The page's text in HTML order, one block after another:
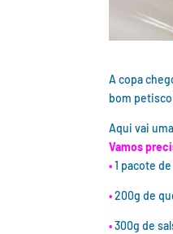
A copa
bom
Aqui vai
Vamos
•1 pacote
•200g de
•300g de